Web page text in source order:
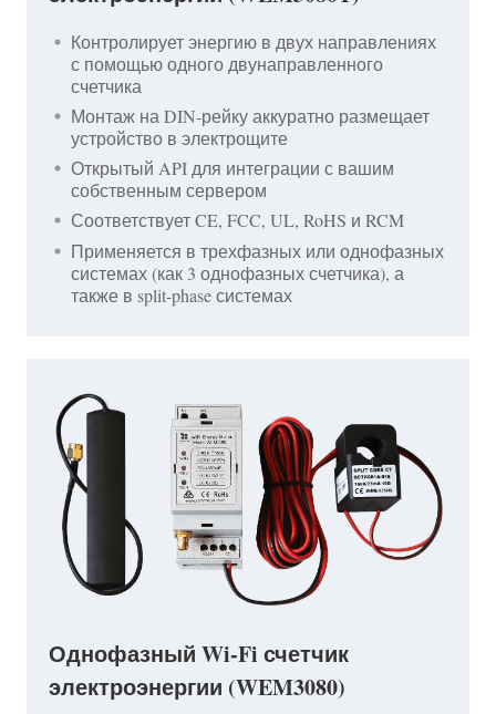
Контролирует энергию в двух направлениях
с помощью одного двунаправленного
счетчика
Монтаж на DIN-рейку аккуратно размещает
устройство в электрощите
Открытый API для интеграции с вашим
собственным сервером
Соответствует CE, FCC, UL, RoHS и RCM
Применяется в трехфазных или однофазных
системах (как 3 однофазных счетчика), а
также в split-phase системах
Однофазный Wi-Fi счетчик
электроэнергии (WEM3080)